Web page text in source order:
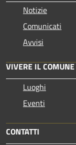
Notizie
Comunicati
Avvisi
VIVERE IL COMUNE
Luoghi
Eventi
CONTATTI